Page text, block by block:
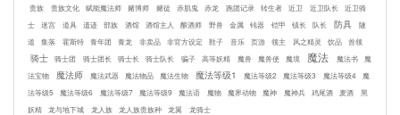
贵族
贵族文化 赋能魔法师 赌博师 赌徒 赤肌鬼 赤龙 跑团记录 转生者 近卫 近卫队长
近卫骑
士
迷宫 道具 遗迹 部族 酒馆 酒馆主人 酿酒师 野兽 金属 钝器 铠甲 镇长 队长 防具
隧
道
集落 霍斯特 青年团 青龙 非卖品 非官方设定 鞋子 音乐 页游 领主 风之精灵 饮品 首领
骑士 骑士团 骑士团长 骑士长 骑士队长 骗子 高等妖精 魔兽 魔兽使 魔境 魔法 魔法书
魔
法宝物
魔法师 魔法武器 魔法物品 魔法生物 魔法等级1 魔法等级2 魔法等级3 魔法等级4
魔
法等级5
魔法等级6 魔法等级7 魔法等级9 魔法语 魔物 魔界动物 魔神 魔神兵 鸡尾酒 麦酒
黑
妖精
龙与地下城 龙人族 龙人族贵族种 龙翼 龙骑士